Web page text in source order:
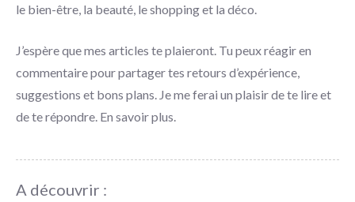
le bien-être, la beauté, le shopping et la déco.
J’espère que mes articles te plaieront. Tu peux réagir en
commentaire pour partager tes retours d’expérience,
suggestions et bons plans. Je me ferai un plaisir de te lire et
de te répondre. En savoir plus
A découvrir :